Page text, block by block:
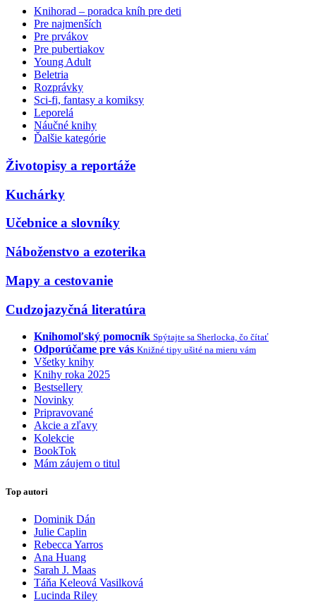
Knihorad – poradca kníh pre deti
Pre najmenších
Pre prvákov
Pre pubertiakov
Young Adult
Beletria
Rozprávky
Sci-fi, fantasy a komiksy
Leporelá
Náučné knihy
Ďalšie kategórie
Životopisy a reportáže
Kuchárky
Učebnice a slovníky
Náboženstvo a ezoterika
Mapy a cestovanie
Cudzojazyčná literatúra
Knihomoľský pomocník Spýtajte sa Sherlocka, čo čítať
Odporúčame pre vás Knižné tipy ušité na mieru vám
Všetky knihy
Knihy roka 2025
Bestsellery
Novinky
Pripravované
Akcie a zľavy
Kolekcie
BookTok
Mám záujem o titul
Top autori
Dominik Dán
Julie Caplin
Rebecca Yarros
Ana Huang
Sarah J. Maas
Táňa Keleová Vasilková
Lucinda Riley